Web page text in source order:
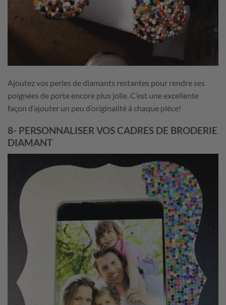
Ajoutez vos perles de diamants restantes pour rendre ses
poignées de porte encore plus jolie. C’est une excellente
façon d’ajouter un peu d’originalité à chaque pièce!
8- PERSONNALISER VOS CADRES DE BRODERIE
DIAMANT